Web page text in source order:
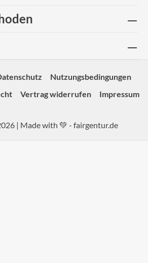
Nutzungsbedingungen
Vertrag widerrufen Impressum
| Made with 💚 - fairgentur.de